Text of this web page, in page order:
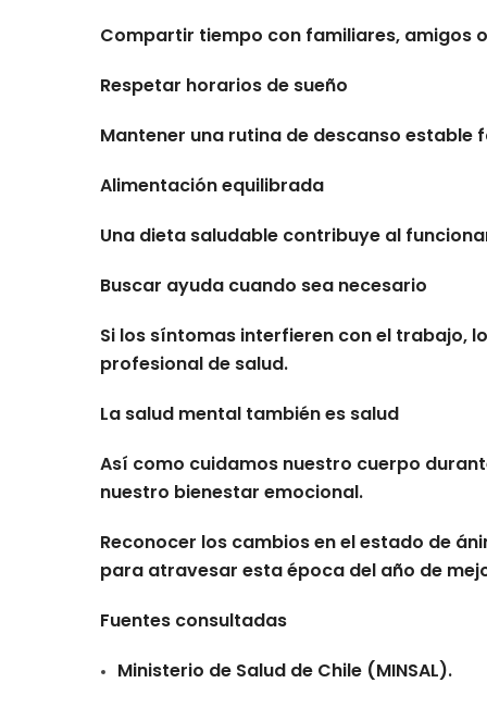
Compartir tiempo con familiares, amigos
Respetar horarios de sueño
Mantener una rutina de descanso
Alimentación equilibrada
Una dieta saludable contribuye al
Buscar ayuda cuando sea necesario
Si los síntomas interfieren con el trabajo,
profesional de salud.
La salud mental también es salud
Así como cuidamos nuestro cuerpo
nuestro bienestar emocional.
Reconocer los cambios en el estado de
para atravesar esta época del año de
Fuentes consultadas
Ministerio de Salud de Chile (MINSAL).